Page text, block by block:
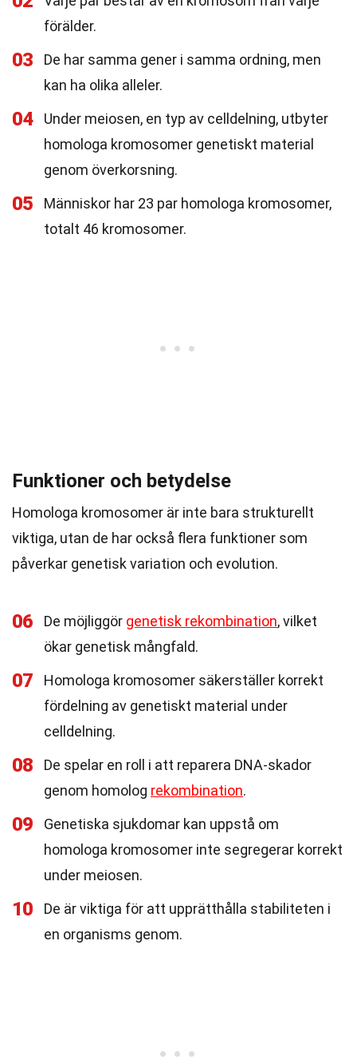
förälder.
03
De har samma gener i samma ordning, men
kan ha olika alleler.
04
Under meiosen, en typ av celldelning, utbyter
homologa kromosomer genetiskt material
genom överkorsning.
05
Människor har 23 par homologa kromosomer,
totalt 46 kromosomer.
Funktioner och betydelse
Homologa kromosomer är inte bara strukturellt
viktiga, utan de har också flera funktioner som
påverkar genetisk variation och evolution.
06 De möjliggör genetisk rekombination, vilket
ökar genetisk mångfald.
07
Homologa kromosomer säkerställer korrekt
fördelning av genetiskt material under
celldelning.
08
De spelar en roll i att reparera DNA-skador
genom homolog rekombination.
09
Genetiska sjukdomar kan uppstå om
homologa kromosomer inte segregerar korrekt
under meiosen.
10
De är viktiga för att upprätthålla stabiliteten i
en organisms genom.